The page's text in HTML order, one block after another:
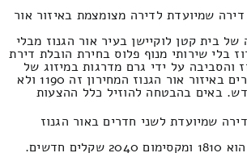
שמיועדת לדירה מצומצמת באיזור אור
בית קטן לוקיישן בעיר אור הגנוז מבלי
בלי שירותי מנוף פלוס בחירת הובלת דירת
והסביבה על ידי גרם מדרגות במיזוג של
עבודות עבודת מעבירים באיזור אור הגנוז המחירון זה 1190 ולא
שמיועדת לשני חדרים באור הגנוז
חדשים.